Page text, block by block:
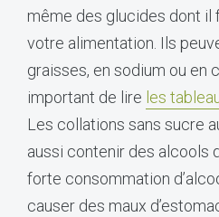
même des glucides dont il
votre alimentation. Ils
graisses, en sodium ou en
important de lire les
Les collations sans sucre
aussi contenir des alcools
forte consommation
causer des maux